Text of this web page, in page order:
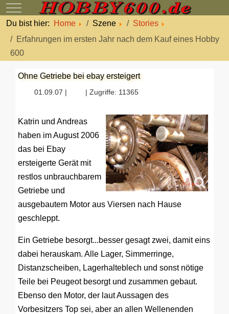
Mobile Menu Toggle
Du bist hier:
Home Szene
Stories
Erfahrungen im ersten Jahr nach dem Kauf eines Hobby
600
Ohne Getriebe bei ebay ersteigert
01.09.07 | | Zugriffe: 11365
Katrin und Andreas
haben im August 2006
das bei Ebay
ersteigerte Gerät mit
restlos unbrauchbarem
Getriebe und
ausgebautem Motor aus Viersen nach Hause
geschleppt.
Ein Getriebe besorgt...besser gesagt zwei, damit eins
dabei herauskam. Alle Lager, Simmerringe,
Distanzscheiben, Lagerhalteblech und sonst nötige
Teile bei Peugeot besorgt und zusammen gebaut.
Ebenso den Motor, der laut Aussagen des
Vorbesitzers Top sei, aber an allen Wellenenden